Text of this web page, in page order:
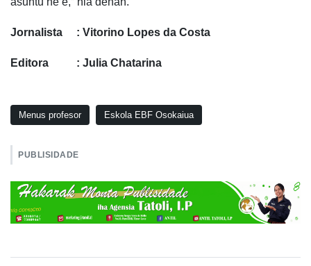
Jornalista : Vitorino Lopes da Costa
Editora : Julia Chatarina
Menus profesor Eskola EBF Osokaiua
PUBLISIDADE